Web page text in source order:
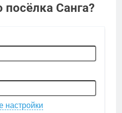
посёлка Санга?